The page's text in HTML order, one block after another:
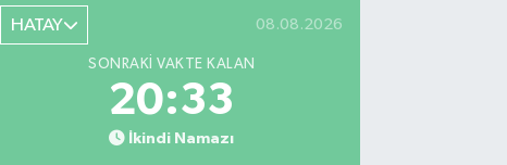
Mali Eczanesi
Merkez Mahallesi Tüloğlu Sokak No:4 A
REŞİTPAŞACADDESİ QNB BANK SOKAĞI REŞİTPAŞA
DENİZKÖŞKLER SAĞLIK OCAĞI KARŞISI
0 (532) 711 72 17 Yol Tarifi Al
HATAY 08.08.2026
SONRAKI VAKTE KALAN
20:32
İkindi Namazı